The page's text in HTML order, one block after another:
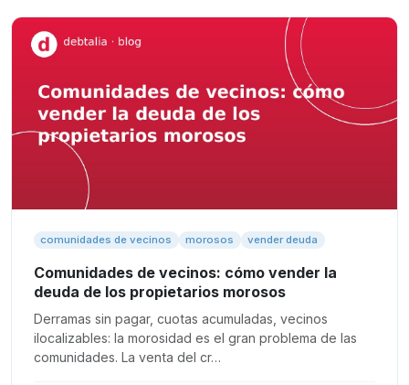
comunidades de vecinos morosos vender deuda
Comunidades de vecinos: cómo vender la
deuda de los propietarios morosos
Derramas sin pagar, cuotas acumuladas, vecinos
ilocalizables: la morosidad es el gran problema de las
comunidades. La venta del cr…